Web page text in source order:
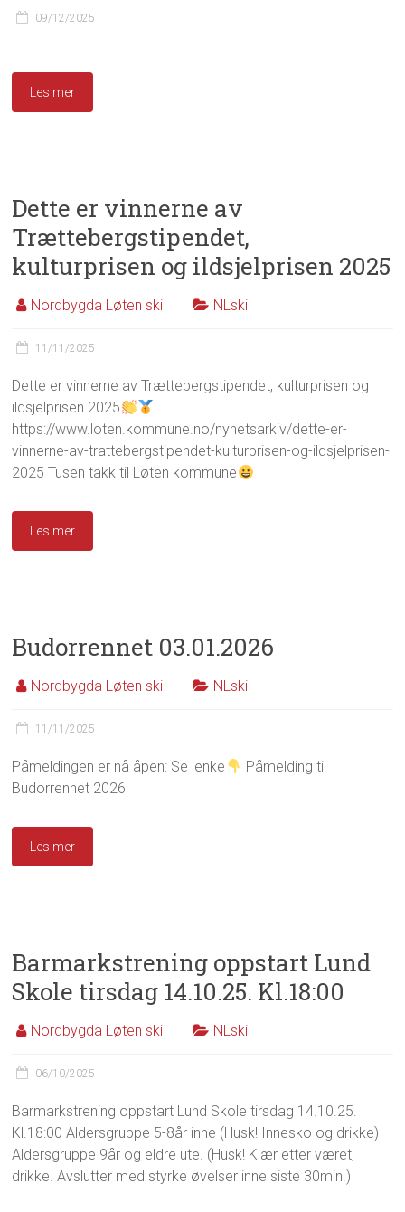
09/12/2025
Les mer
Dette er vinnerne av
Trættebergstipendet,
kulturprisen og ildsjelprisen 2025
Nordbygda Løten ski NLski
11/11/2025
Dette er vinnerne av Trættebergstipendet, kulturprisen og
ildsjelprisen 2025
https://www.loten.kommune.no/nyhetsarkiv/dette-er-
vinnerne-av-trattebergstipendet-kulturprisen-og-ildsjelprisen-
2025 Tusen takk til Løten kommune
Les mer
Budorrennet 03.01.2026
Nordbygda Løten ski NLski
11/11/2025
Påmeldingen er nå åpen: Se lenke
Påmelding til
Budorrennet 2026
Les mer
Barmarkstrening oppstart Lund
Skole tirsdag 14.10.25. Kl.18:00
Nordbygda Løten ski NLski
06/10/2025
Barmarkstrening oppstart Lund Skole tirsdag 14.10.25.
Kl.18:00 Aldersgruppe 5-8år inne (Husk! Innesko og drikke)
Aldersgruppe 9år og eldre ute. (Husk! Klær etter været,
drikke. Avslutter med styrke øvelser inne siste 30min.)